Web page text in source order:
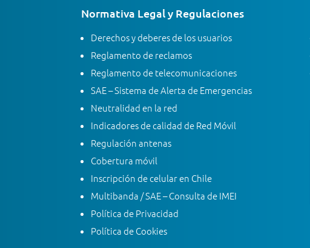
Normativa Legal y Regulaciones
Derechos y deberes de los usuarios
Reglamento de reclamos
Reglamento de telecomunicaciones
SAE – Sistema de Alerta de Emergencias
Neutralidad en la red
Indicadores de calidad de Red Móvil
Regulación antenas
Cobertura móvil
Inscripción de celular en Chile
Multibanda / SAE – Consulta de IMEI
Política de Privacidad
Política de Cookies